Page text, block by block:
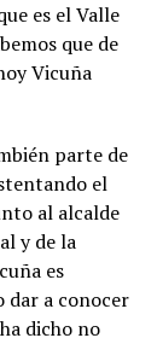
es el Valle
que de
Vicuña
parte de
el
al alcalde
y de la
es
dar a conocer
dicho no